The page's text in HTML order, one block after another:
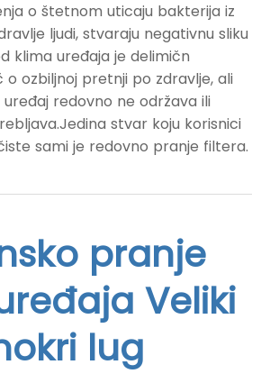
o štetnom uticaju bakterija iz
ljudi, stvaraju negativnu sliku
klima uređaja je delimičn
ozbiljnoj pretnji po zdravlje, ali
redovno ne održava ili
stvar koju korisnici
sami je redovno pranje filtera.
pranje
Veliki
lug